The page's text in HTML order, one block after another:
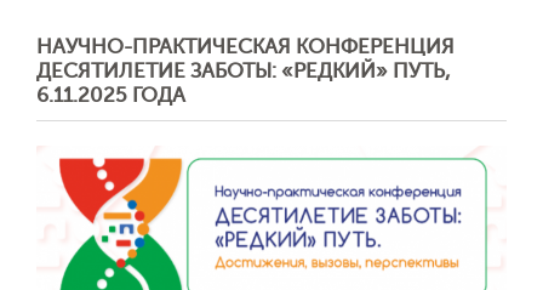
НАУЧНО-ПРАКТИЧЕСКАЯ КОНФЕРЕНЦИЯ
ДЕСЯТИЛЕТИЕ ЗАБОТЫ: «РЕДКИЙ» ПУТЬ,
6.11.2025 ГОДА